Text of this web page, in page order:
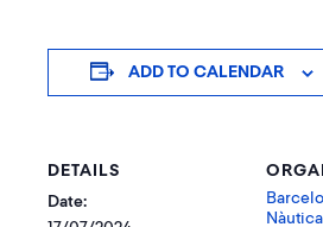
ADD TO CALENDAR
DETAILS
Date:
Nàutica